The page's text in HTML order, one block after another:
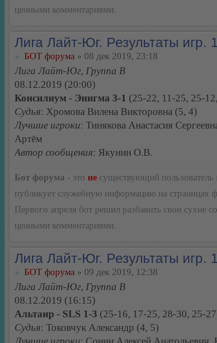
ценными комментариями.
Лига Лайт-Юг. Результаты игр.
БОТ форума » 08 дек 2019, 23:18
Лига Лайт-Юг, Группа В
08.12.2019 (20:00)
Консилиум - Энигма 3-1 (25-22, 11-25, 25-
Судья: Хромова Вилена Викторовна (5, 4)
Лучшие игроки: Тинякова Анастасия
Артём
Автор сообщения: Якунин О.В.
Бот форума - это не существующий пользователь
публикует служебную информацию на страницах
Первого апреля бот решил разбавить свои сухие
ценными комментариями.
Лига Лайт-Юг. Результаты игр.
БОТ форума » 09 дек 2019, 12:38
Лига Лайт-Юг, Группа В
08.12.2019 (16:15)
Альтаир - SLS 1-3 (25-16, 17-25, 28-30, 25-
Судья: Токовчук Александр (4, 5)